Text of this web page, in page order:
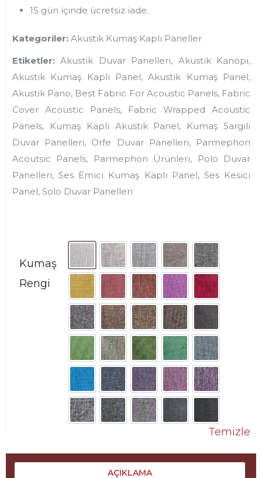
15 gün içinde ücretsiz iade.
Kategoriler: Akustik Kumaş Kaplı Paneller
Etiketler: Akustik Duvar Panelleri, Akustik Kanopi,
Akustik Kumaş Kaplı Panel, Akustik Kumaş Panel,
Akustik Pano, Best Fabric For Acoustic Panels, Fabric
Cover Acoustic Panels, Fabric Wrapped Acoustic
Panels, Kumaş Kaplı Akustik Panel, Kumaş Sargılı
Duvar Panelleri, Orfe Duvar Panelleri, Parmephon
Acoutsic Panels, Parmephon Ürünleri, Polo Duvar
Panelleri, Ses Emici Kumaş Kaplı Panel, Ses Kesici
Panel, Solo Duvar Panelleri
Kumaş
Rengi
Temizle
AÇIKLAMA